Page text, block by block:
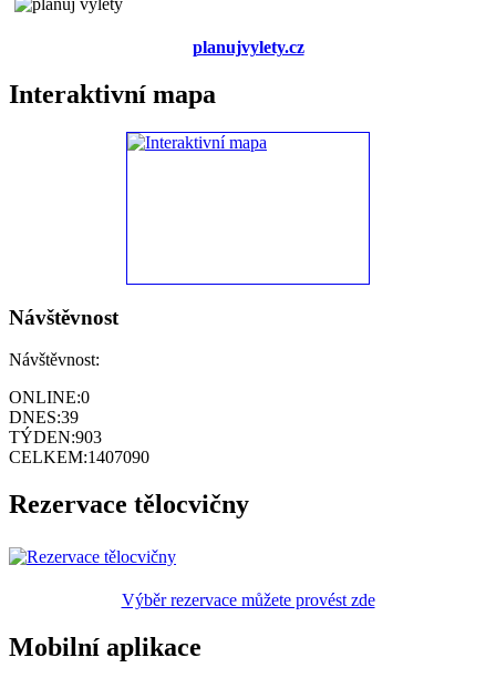
planujvylety.cz
Interaktivní mapa
Návštěvnost
Návštěvnost:
ONLINE:0
DNES:39
TÝDEN:903
CELKEM:1407090
Rezervace tělocvičny
Výběr rezervace můžete provést zde
Mobilní aplikace